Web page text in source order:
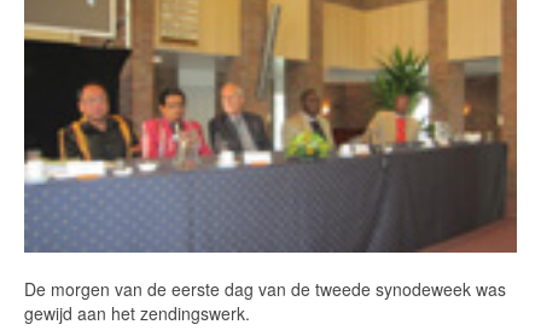
De morgen van de eerste dag van de tweede synodeweek was
gewijd aan het zendingswerk.